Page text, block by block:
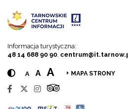
Informacja turystyczna:
48 14 688 90 90
A A A MAPA STRONY